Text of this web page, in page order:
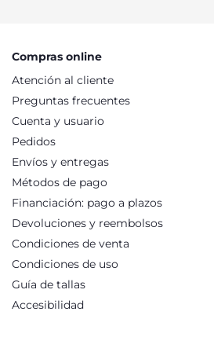
será nuestra prioridad cuidar y
Compras online
Atención al cliente
Preguntas frecuentes
Cuenta y usuario
Pedidos
Envíos y entregas
Métodos de pago
Financiación: pago a plazos
Devoluciones y reembolsos
Condiciones de venta
Condiciones de uso
Guía de tallas
Accesibilidad